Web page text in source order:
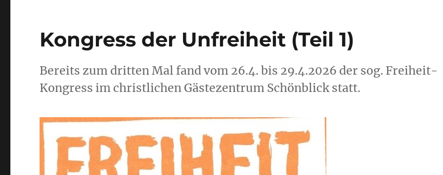
Kongress der Unfreiheit (Teil 1)
Bereits zum dritten Mal fand vom 26.4. bis 29.4.2026 der sog. Freiheit-
Kongress im christlichen Gästezentrum Schönblick statt.